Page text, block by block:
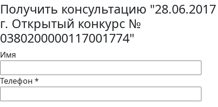
Получить консультацию "28.06.2017
г. Открытый конкурс №
0380200000117001774"
Имя
Телефон *